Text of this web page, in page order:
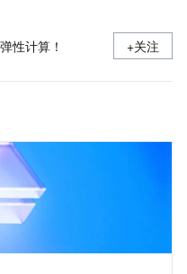
性计算！ +关注